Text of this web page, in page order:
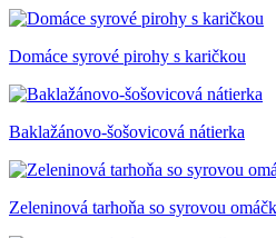
Domáce syrové pirohy s karičkou
Baklažánovo-šošovicová nátierka
Zeleninová tarhoňa so syrovou